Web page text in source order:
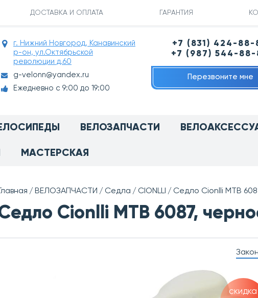
ДОСТАВКА И ОПЛАТА ГАРАНТИЯ
г. Нижний Новгород, Канавинский
р-он, ул.Октябрьской
революции д.60
g-velonn@yandex.ru
Ежедневно с 9:00 до 19:00
+7 (831) 424-88-
+7 (987) 544-
Перезвоните мне
ВЕЛОЗАПЧАСТИ
МАСТЕРСКАЯ
Главная ВЕЛОЗАПЧАСТИ Седла CIONLLI Седло Cionlli MTB
Cionlli MTB 6087,
скидка